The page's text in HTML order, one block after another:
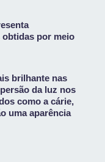
obtidas por meio
brilhante nas
da luz nos
como a cárie,
uma aparência